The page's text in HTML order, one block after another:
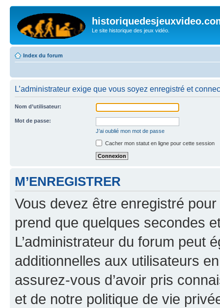
Le site historique des jeux vidéo.
Index du forum
L’administrateur exige que vous soyez enregistré et
Nom d’utilisateur:
Mot de passe:
J’ai oublié mon mot de passe
Cacher mon statut en ligne pour cette session
M’ENREGISTRER
Vous devez être enregistré
prend que quelques secondes
L’administrateur du forum peut
additionnelles aux utilisateurs
assurez-vous d’avoir pris
et de notre politique de vie